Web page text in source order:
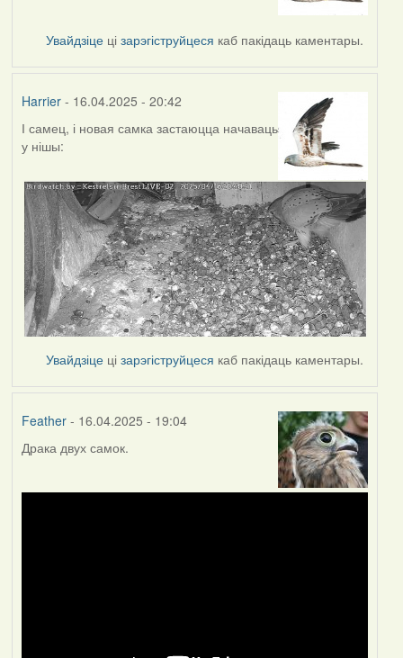
Увайдзіце цізарэгіструйцеся каб пакідаць каментары.
Harrier- 16.04.2025 - 20:42
І самец, і новая самка застаюцца начаваць
у нішы:
Увайдзіце цізарэгіструйцеся каб пакідаць каментары.
Feather- 16.04.2025 - 19:04
Драка двух самок.